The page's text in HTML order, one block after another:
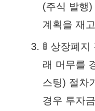
(주식 발행
계획을 재
🚦 상장폐지
래 머무를
스팅) 절차
경우 투자